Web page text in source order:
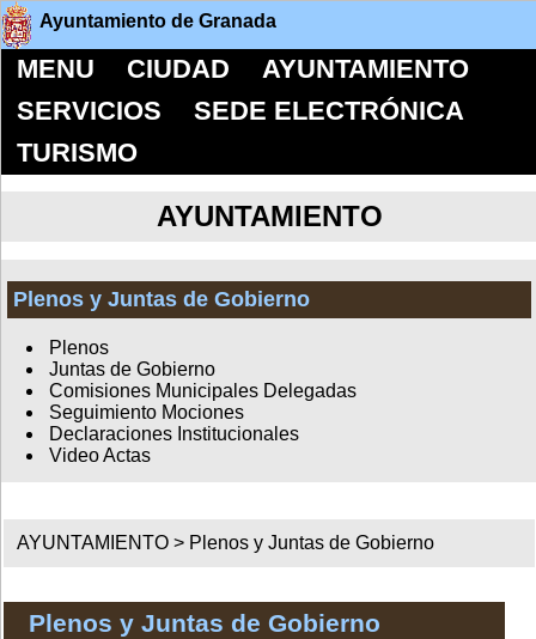
Ayuntamiento de Granada
MENU CIUDAD
AYUNTAMIENTO
SERVICIOS
SEDE ELECTRÓNICA
TURISMO
AYUNTAMIENTO
Plenos y Juntas de Gobierno
Plenos
Juntas de Gobierno
Comisiones Municipales Delegadas
Seguimiento Mociones
Declaraciones Institucionales
Video Actas
AYUNTAMIENTO > Plenos y Juntas de Gobierno
Plenos y Juntas de Gobierno